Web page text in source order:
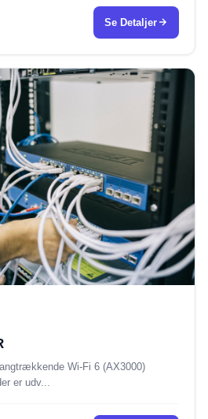
Se Detaljer
Wi-Fi 6 (AX3000)
er udv...